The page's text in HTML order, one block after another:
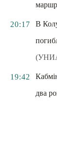
20:17
В
19:42
два